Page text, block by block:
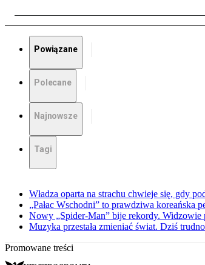
Powiązane
Polecane
Najnowsze
Tagi
Władza oparta na strachu chwieje się, gdy
„Pałac Wschodni” to prawdziwa koreańska
Nowy „Spider-Man” bije rekordy. Widzowie
Muzyka przestała zmieniać świat. Dziś
Promowane treści